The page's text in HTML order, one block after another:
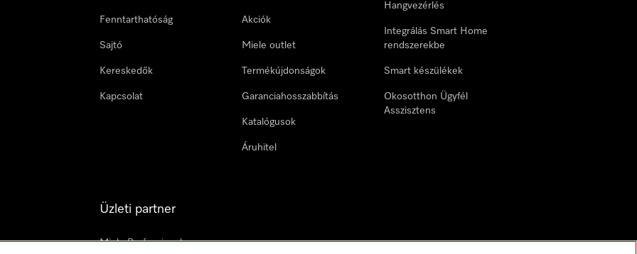
Fenntarthatóság
Sajtó
Kereskedők
Kapcsolat
Akciók
Miele outlet
Termékújdonságok
Garanciahosszabbítás
Katalógusok
Áruhitel
Hangvezérlés
Integrálás Smart Home
rendszerekbe
Smart készülékek
Okosotthon Ügyfél
Asszisztens
Üzleti partner
Miele Professional